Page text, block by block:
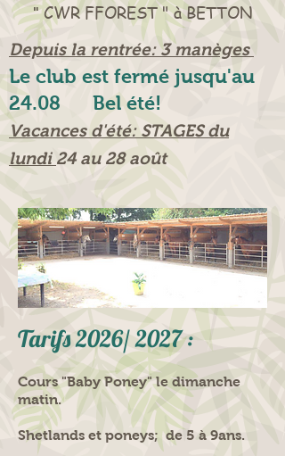
"CWR FFOREST " à BETTON
Depuis la rentrée: 3 manèges
Le club est fermé jusqu'au
24.08 Bel été!
Vacances d'été: STAGES du
lundi 24 au 28 août
Tarifs 2026/ 2027 :
Cours "Baby Poney" le dimanche
matin.
Shetlands et poneys; de 5 à 9ans.